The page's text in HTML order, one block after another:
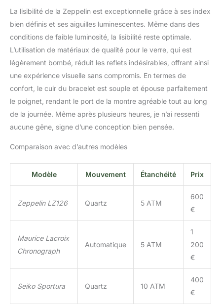
La lisibilité de la Zeppelin est exceptionnelle grâce à ses index
bien définis et ses aiguilles luminescentes. Même dans des
conditions de faible luminosité, la lisibilité reste optimale.
L’utilisation de matériaux de qualité pour le verre, qui est
légèrement bombé, réduit les reflets indésirables, offrant ainsi
une expérience visuelle sans compromis. En termes de
confort, le cuir du bracelet est souple et épouse parfaitement
le poignet, rendant le port de la montre agréable tout au long
de la journée. Même après plusieurs heures, je n’ai ressenti
aucune gêne, signe d’une conception bien pensée.
Comparaison avec d’autres modèles
Modèle Mouvement Étanchéité Prix
Zeppelin LZ126 Quartz 5 ATM
600
€
Maurice Lacroix
Chronograph
Automatique 5 ATM
1
200
€
Seiko Sportura Quartz 10 ATM
400
€